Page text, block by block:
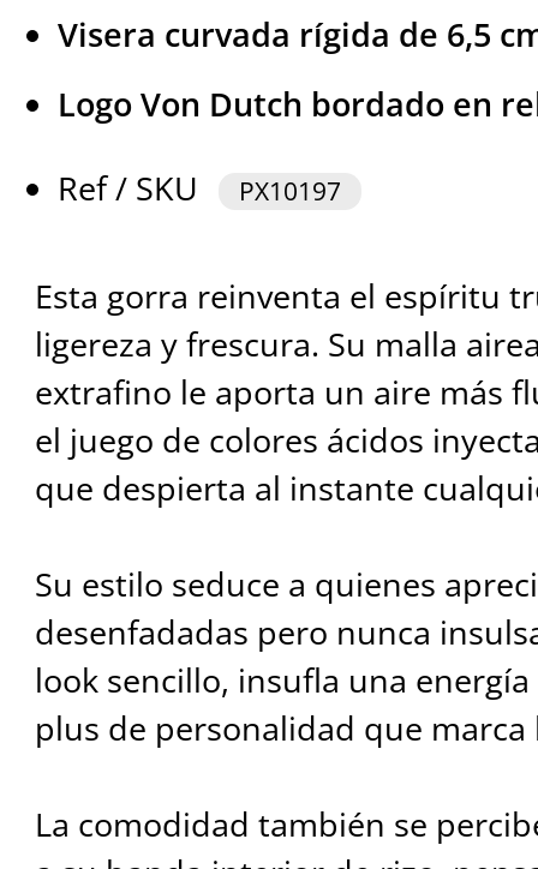
Visera curvada rígida de 6,5
Logo Von Dutch bordado en
Ref / SKU
PX10197
Esta gorra reinventa el espíritu
ligereza y frescura. Su malla
extrafino le aporta un aire más
el juego de colores ácidos
que despierta al instante
Su estilo seduce a quienes
desenfadadas pero nunca
look sencillo, insufla una
plus de personalidad que marca
La comodidad también se